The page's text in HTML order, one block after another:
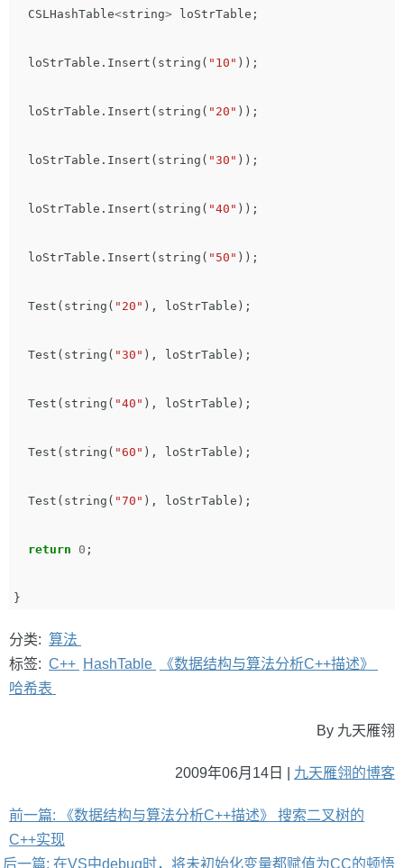
CSLHashTable<string> loStrTable ;
loStrTable . Insert ( string ( "10" ));
loStrTable . Insert ( string ( "20" ));
loStrTable . Insert ( string ( "30" ));
loStrTable . Insert ( string ( "40" ));
loStrTable . Insert ( string ( "50" ));
Test ( string ( "20" ), loStrTable );
Test ( string ( "30" ), loStrTable );
Test ( string ( "40" ), loStrTable );
Test ( string ( "60" ), loStrTable );
Test ( string ( "70" ), loStrTable );
return 0 ;
}
分类: 算法
标签: C++ HashTable
《数据结构与算法分析C++描述》
哈希表
By 九天雁翎
2009年06月14日 | 九天雁翎的博客
前一篇: 《数据结构与算法分析C++描述》 搜索二叉树的
C++实现
后一篇: 在VS中debug时，将未初始化变量都赋值为CC的顿悟